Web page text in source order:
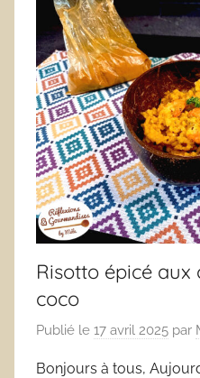
Risotto épicé
coco
Publié le 17 avril 2025 par
Bonjours à tous,